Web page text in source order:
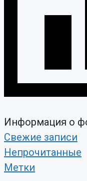
Информация о
Свежие записи
Непрочитанные
Метки